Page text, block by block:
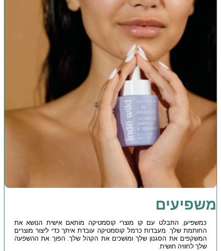
משפיעים
כמשפיען, התבלט עם קו מוצרי קוסמטיקה מותאם אישית הנושא את
החותמת שלך. מעבדות כרמל קוסמטיקה עובדת איתך כדי ליצור מוצרים
המשקפים את הסגנון שלך ומושכים את הקהל שלך. הפוך את ההשפעה
שלך לחוויה חושית.